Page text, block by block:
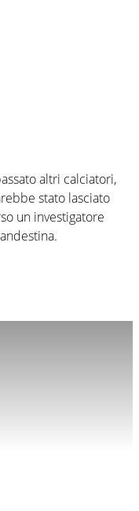
altri calciatori,
stato lasciato
un investigatore